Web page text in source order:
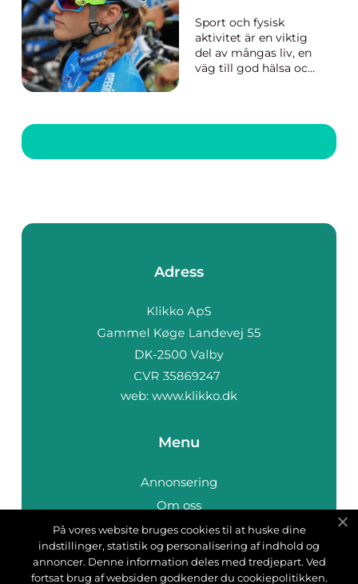
Sport och fysisk
aktivitet är en viktig
del av mångas liv, en
väg till god hälsa och
kan det vara en
utan korrekt
Adress
web: www.klikko.dk
Menu
Annonsering
Om oss
Cookies
Kontakta oss
Sitemap
På vores website bruges cookies til at huske dine
indstillinger, statistik og personalisering af indhold og
annoncer. Denne information deles med tredjepart. Ved
fortsat brug af websiden godkender du cookiepolitikken.